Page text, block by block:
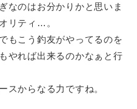
なのはお分かりかと思いま
リティ…。
もこう釣友がやってるのを
やれば出来るのかなぁと行
スからなる力ですね。